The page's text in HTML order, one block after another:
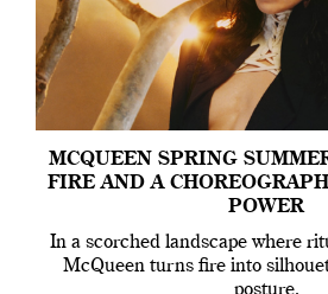
MCQUEEN SPRING
FIRE AND A
POWER
In a scorched landscape where
McQueen turns fire into